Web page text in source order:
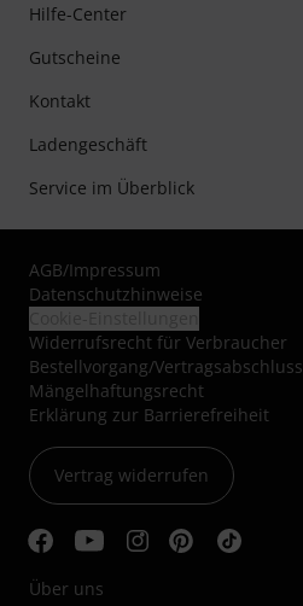
Hilfe-Center
Gutscheine
Kontakt
Ladengeschäft
Service im Überblick
AGB/Impressum
Datenschutzhinweise
Widerrufsrecht für Verbraucher
Bestellvorgang/Vertragsabschluss
Mängelhaftungsrecht
Erklärung zur Barrierefreiheit
Vertrag widerrufen
Über uns